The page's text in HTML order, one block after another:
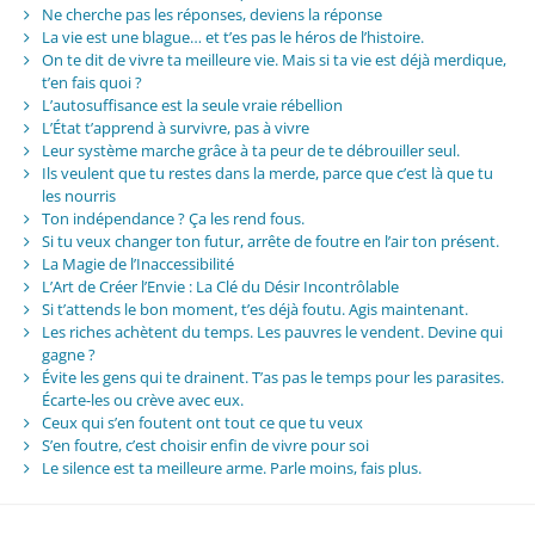
Ne cherche pas les réponses, deviens la réponse
La vie est une blague… et t’es pas le héros de l’histoire.
On te dit de vivre ta meilleure vie. Mais si ta vie est déjà merdique,
t’en fais quoi ?
L’autosuffisance est la seule vraie rébellion
L’État t’apprend à survivre, pas à vivre
Leur système marche grâce à ta peur de te débrouiller seul.
Ils veulent que tu restes dans la merde, parce que c’est là que tu
les nourris
Ton indépendance ? Ça les rend fous.
Si tu veux changer ton futur, arrête de foutre en l’air ton présent.
La Magie de l’Inaccessibilité
L’Art de Créer l’Envie : La Clé du Désir Incontrôlable
Si t’attends le bon moment, t’es déjà foutu. Agis maintenant.
Les riches achètent du temps. Les pauvres le vendent. Devine qui
gagne ?
Évite les gens qui te drainent. T’as pas le temps pour les parasites.
Écarte-les ou crève avec eux.
Ceux qui s’en foutent ont tout ce que tu veux
S’en foutre, c’est choisir enfin de vivre pour soi
Le silence est ta meilleure arme. Parle moins, fais plus.